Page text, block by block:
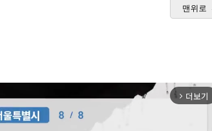
맨위로
arrow_forward_ios 더보기